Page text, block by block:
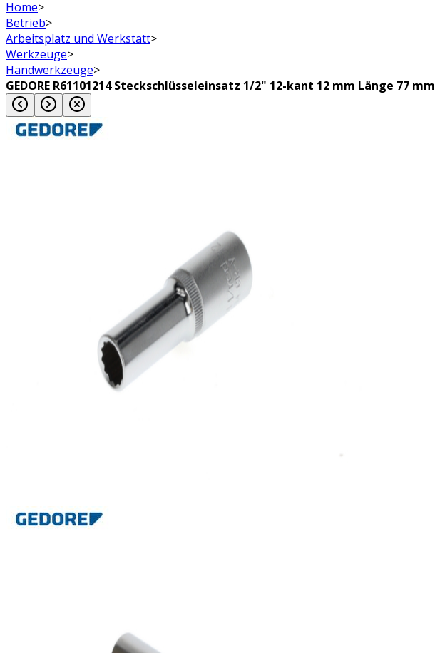
Home>
Betrieb>
Arbeitsplatz und Werkstatt>
Werkzeuge>
Handwerkzeuge>
GEDORE R61101214 Steckschlüsseleinsatz 1/2" 12-kant 12 mm Länge 77 mm